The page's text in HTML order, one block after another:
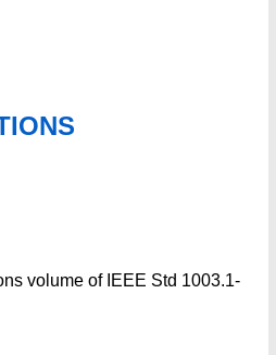
volume of IEEE Std 1003.1-